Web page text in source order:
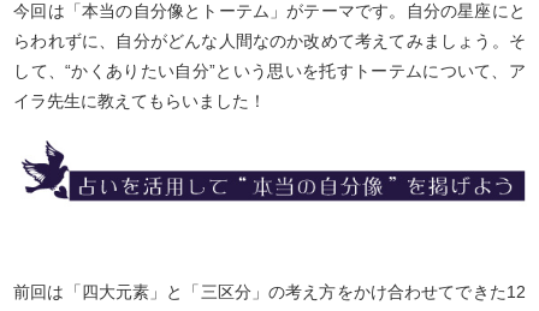
今回は「本当の自分像とトーテム」がテーマです。自分の星座にと
らわれずに、自分がどんな人間なのか改めて考えてみましょう。そ
して、“かくありたい自分”という思いを托すトーテムについて、ア
イラ先生に教えてもらいました！
前回は「四大元素」と「三区分」の考え方をかけ合わせてできた12